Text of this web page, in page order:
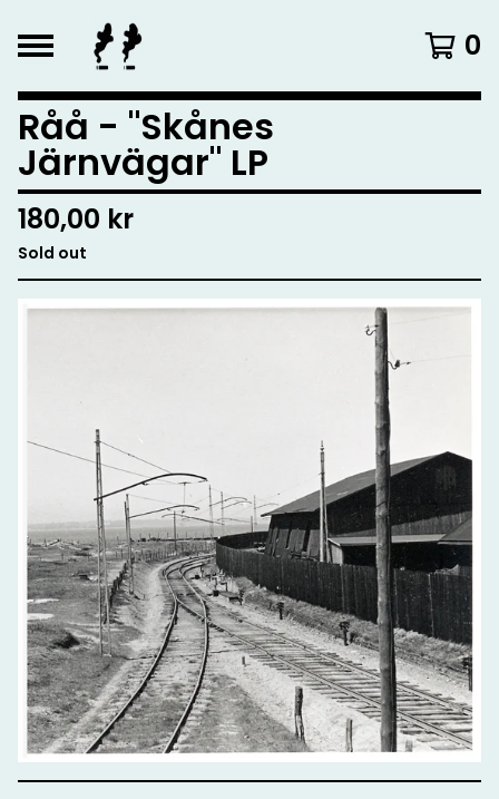
0
Råå - "Skånes
Järnvägar" LP
180,00 kr
Sold out